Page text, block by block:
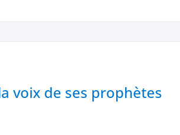
voix de ses prophètes